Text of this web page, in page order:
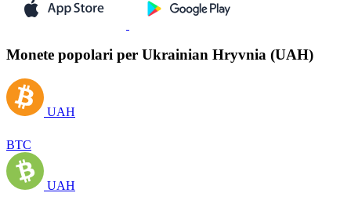
Monete popolari per Ukrainian Hryvnia (UAH)
UAH
BTC
UAH